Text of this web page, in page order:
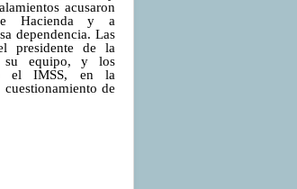
acusaron
Hacienda y a
dependencia. Las
presidente de la
equipo, y los
el IMSS, en la
de